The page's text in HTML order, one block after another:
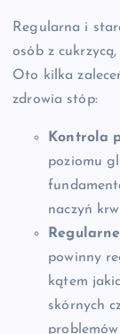
Regularna i
osób z
Oto kilka
zdrowia stóp:
Kontrola
poziomu
naczyń
powinny
kątem
skórnych